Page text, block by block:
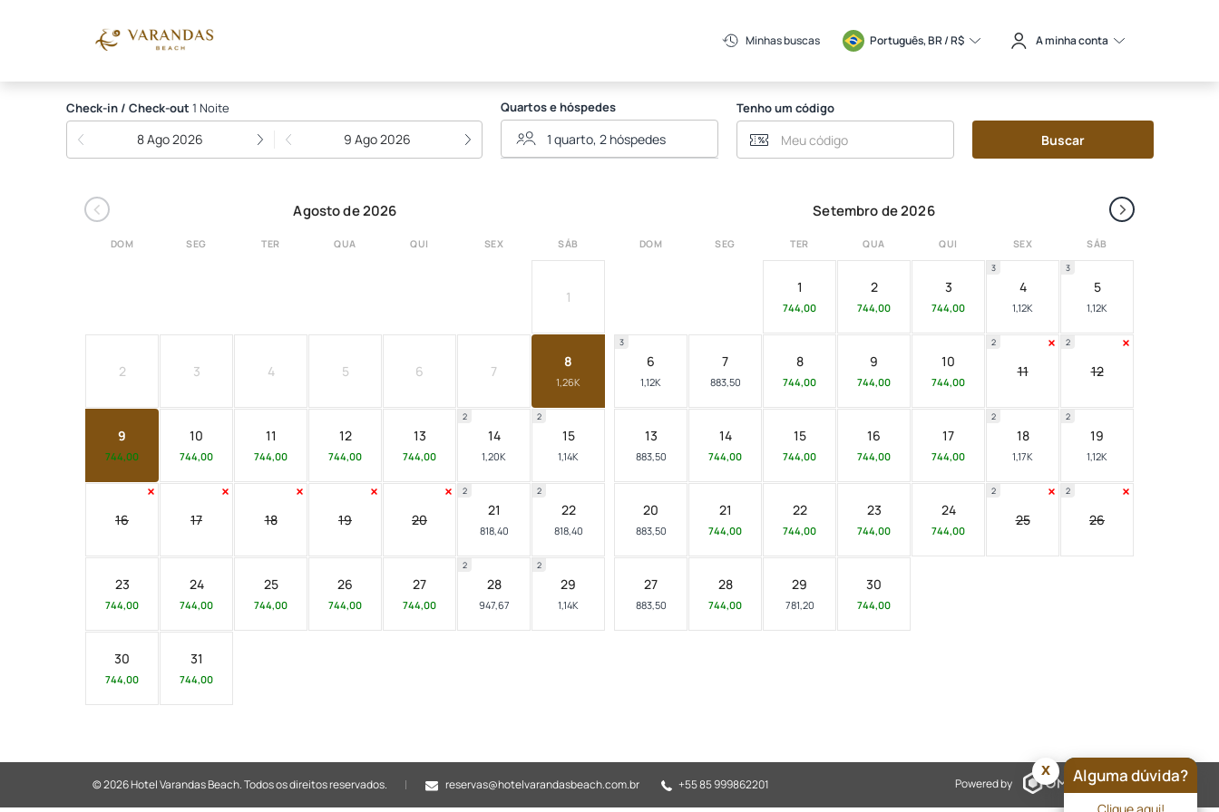
Hotel Varandas Beach Minhas buscas Português, BR / R$ A minha conta
Check-in / Check-out 1 Noite
8 Ago 2026 9 Ago 2026
Quartos e hóspedes Tenho um código
Buscar
‹ ›
Agosto de 2026
DOM SEG TER QUA QUI SEX SÁB
1
2 3 4 5 6 7
8
1,26K
9
744,00
10
744,00
11
744,00
12
744,00
13
744,00
14
1,20K
2
15
1,14K
2
16 17 18 19 20
21
818,40
2
22
818,40
2
23
744,00
24
744,00
25
744,00
26
744,00
27
744,00
28
947,67
2
29
1,14K
2
30
744,00
31
744,00
Setembro de 2026
DOM SEG TER QUA QUI SEX SÁB
1
744,00
2
744,00
3
744,00
4
1,12K
3
5
1,12K
3
6
1,12K
3
7
883,50
8
744,00
9
744,00
10
744,00
11
2
12
2
13
883,50
14
744,00
15
744,00
16
744,00
17
744,00
18
1,17K
2
19
1,12K
2
20
883,50
21
744,00
22
744,00
23
744,00
24
744,00
25
2
26
2
27
883,50
28
744,00
29
781,20
30
744,00
reservas@hotelvarandasbeach.com.br +55 85 999862201
© 2026 Hotel Varandas Beach.Todos os direitos reservados. Powered by Alguma dúvida?
x